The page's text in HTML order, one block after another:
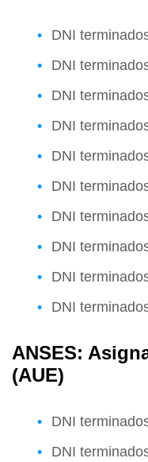
DNI
DNI
DNI
DNI
DNI
DNI
DNI
DNI
DNI
DNI
ANSES:
(AUE)
DNI
DNI